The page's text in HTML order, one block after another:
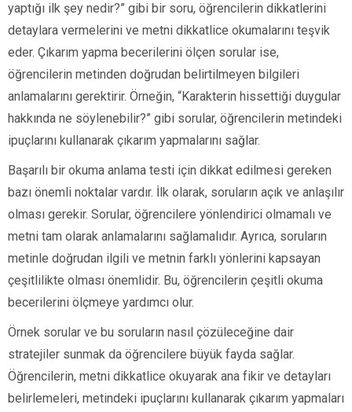
yaptığı ilk şey nedir?” gibi bir soru, öğrencilerin dikkatlerini
detaylara vermelerini ve metni dikkatlice okumalarını teşvik
eder. Çıkarım yapma becerilerini ölçen sorular ise,
öğrencilerin metinden doğrudan belirtilmeyen bilgileri
anlamalarını gerektirir. Örneğin, “Karakterin hissettiği duygular
hakkında ne söylenebilir?” gibi sorular, öğrencilerin metindeki
ipuçlarını kullanarak çıkarım yapmalarını sağlar.
Başarılı bir okuma anlama testi için dikkat edilmesi gereken
bazı önemli noktalar vardır. İlk olarak, soruların açık ve anlaşılır
olması gerekir. Sorular, öğrencilere yönlendirici olmamalı ve
metni tam olarak anlamalarını sağlamalıdır. Ayrıca, soruların
metinle doğrudan ilgili ve metnin farklı yönlerini kapsayan
çeşitlilikte olması önemlidir. Bu, öğrencilerin çeşitli okuma
becerilerini ölçmeye yardımcı olur.
Örnek sorular ve bu soruların nasıl çözüleceğine dair
stratejiler sunmak da öğrencilere büyük fayda sağlar.
Öğrencilerin, metni dikkatlice okuyarak ana fikir ve detayları
belirlemeleri, metindeki ipuçlarını kullanarak çıkarım yapmaları